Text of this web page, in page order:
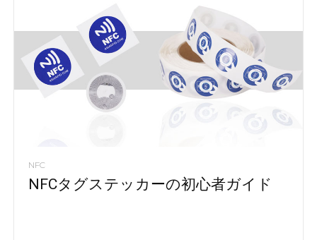
NFC
NFCタグステッカーの初心者ガイド